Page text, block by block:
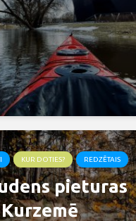
KUR DOTIES? REDZĒTAIS
pieturas